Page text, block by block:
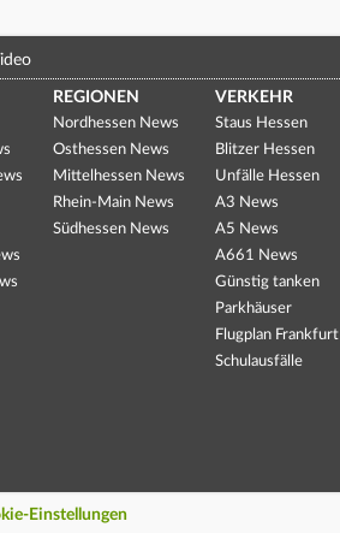
REGIONEN
Nordhessen News
Osthessen News
Mittelhessen News
Rhein-Main News
Südhessen News
VERKEHR
Staus Hessen
Blitzer Hessen
Unfälle Hessen
A3 News
A5 News
A661 News
Günstig tanken
Parkhäuser
Flugplan Frankfurt
Schulausfälle
Einstellungen